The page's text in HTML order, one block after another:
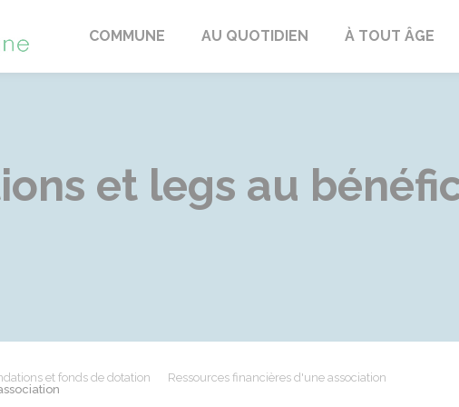
Angeac-Champagne
COMMUNE AU QUOTIDIEN À TOUT ÂGE
et legs au
et fonds de dotation
Ressources financières d'une association